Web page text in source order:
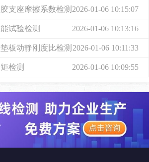
2026-01-06 10:15:07
支座摩擦系数检测
2026-01-06 10:13:16
试验检测
2026-01-06 10:11:33
板动静刚度比检测
2026-01-06 10:09:55
检测